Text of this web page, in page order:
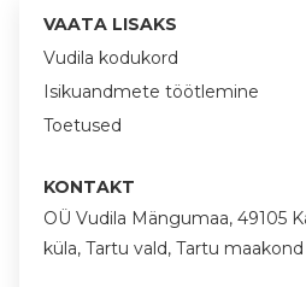
VAATA LISAKS
Vudila kodukord
Isikuandmete töötlemine
Toetused
KONTAKT
OÜ Vudila Mängumaa, 49105
küla, Tartu vald, Tartu maakond